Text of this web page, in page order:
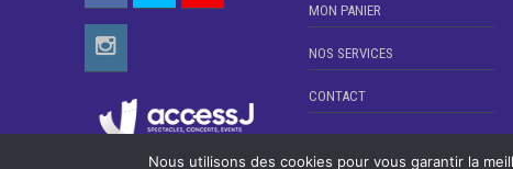
MON PANIER
NOS SERVICES
CONTACT
Nous utilisons des cookies pour vous garantir la